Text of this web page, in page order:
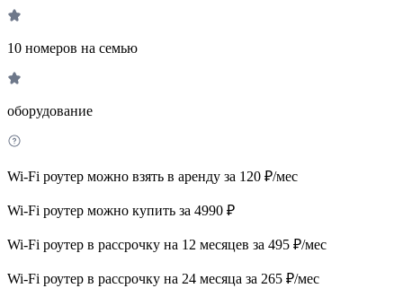
10 номеров на семью
оборудование
Wi-Fi роутер можно взять в аренду за 120 ₽/мес
Wi-Fi роутер можно купить за 4990 ₽
Wi-Fi роутер в рассрочку на 12 месяцев за 495 ₽/мес
Wi-Fi роутер в рассрочку на 24 месяца за 265 ₽/мес